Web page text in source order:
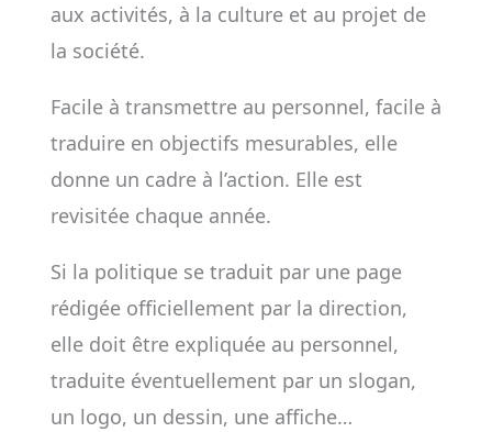
aux activités, à la culture et au projet de
la société.
Facile à transmettre au personnel, facile à
traduire en objectifs mesurables, elle
donne un cadre à l’action. Elle est
revisitée chaque année.
Si la politique se traduit par une page
rédigée officiellement par la direction,
elle doit être expliquée au personnel,
traduite éventuellement par un slogan,
un logo, un dessin, une affiche…